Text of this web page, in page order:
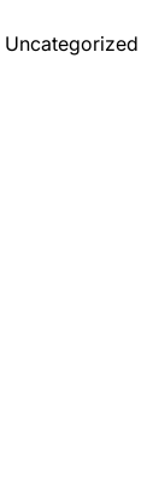
Uncategorized